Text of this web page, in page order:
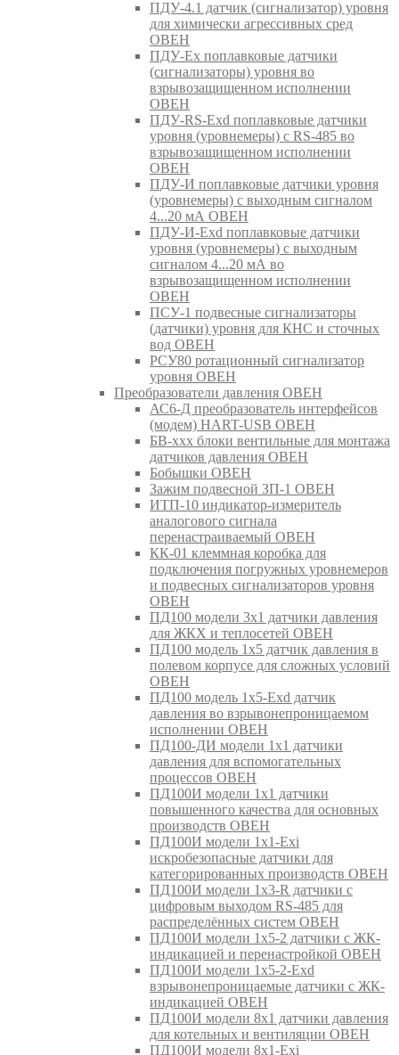
ПДУ-4.1 датчик (сигнализатор) уровня
для химически агрессивных сред
ОВЕН
ПДУ-Ex поплавковые датчики
(сигнализаторы) уровня во
взрывозащищенном исполнении
ОВЕН
ПДУ-RS-Exd поплавковые датчики
уровня (уровнемеры) с RS-485 во
взрывозащищенном исполнении
ОВЕН
ПДУ-И поплавковые датчики уровня
(уровнемеры) с выходным сигналом
4...20 мА ОВЕН
ПДУ-И-Exd поплавковые датчики
уровня (уровнемеры) с выходным
сигналом 4...20 мА во
взрывозащищенном исполнении
ОВЕН
ПСУ-1 подвесные сигнализаторы
(датчики) уровня для КНС и сточных
вод ОВЕН
РСУ80 ротационный сигнализатор
уровня ОВЕН
Преобразователи давления ОВЕН
АС6-Д преобразователь интерфейсов
(модем) HART-USB ОВЕН
БВ-ххх блоки вентильные для монтажа
датчиков давления ОВЕН
Бобышки ОВЕН
Зажим подвесной ЗП-1 ОВЕН
ИТП-10 индикатор-измеритель
аналогового сигнала
перенастраиваемый ОВЕН
КК-01 клеммная коробка для
подключения погружных уровнемеров
и подвесных сигнализаторов уровня
ОВЕН
ПД100 модели 3х1 датчики давления
для ЖКХ и теплосетей ОВЕН
ПД100 модель 1х5 датчик давления в
полевом корпусе для сложных условий
ОВЕН
ПД100 модель 1х5-Exd датчик
давления во взрывонепроницаемом
исполнении ОВЕН
ПД100-ДИ модели 1х1 датчики
давления для вспомогательных
процессов ОВЕН
ПД100И модели 1х1 датчики
повышенного качества для основных
производств ОВЕН
ПД100И модели 1х1-Exi
искробезопасные датчики для
категорированных производств ОВЕН
ПД100И модели 1х3-R датчики с
цифровым выходом RS-485 для
распределённых систем ОВЕН
ПД100И модели 1х5-2 датчики с ЖК-
индикацией и перенастройкой ОВЕН
ПД100И модели 1х5-2-Exd
взрывонепроницаемые датчики с ЖК-
индикацией ОВЕН
ПД100И модели 8х1 датчики давления
для котельных и вентиляции ОВЕН
ПД100И модели 8х1-Exi